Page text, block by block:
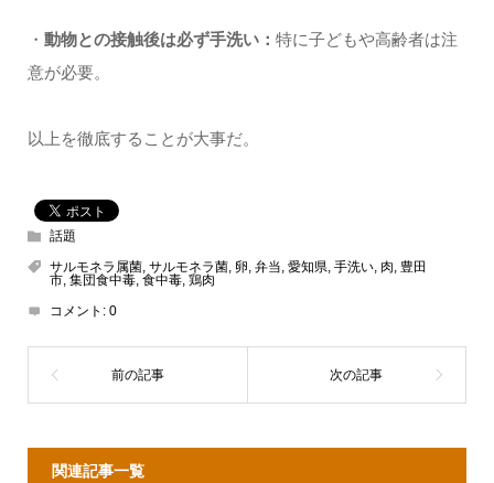
・ 動物との接触後は必ず手洗い： 特に子どもや高齢者は注
意が必要。
以上を徹底することが大事だ。
話題
サルモネラ属菌, サルモネラ菌, 卵, 弁当, 愛知県, 手洗い, 肉, 豊田
市, 集団食中毒, 食中毒, 鶏肉
コメント: 0
関連記事一覧